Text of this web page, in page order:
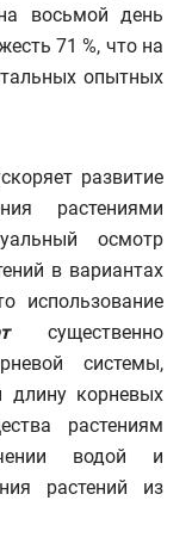
восьмой день
71 %, что на
опытных
развитие
растениями
осмотр
в вариантах
использование
существенно
системы,
длину корневых
растениям
водой и
растений из